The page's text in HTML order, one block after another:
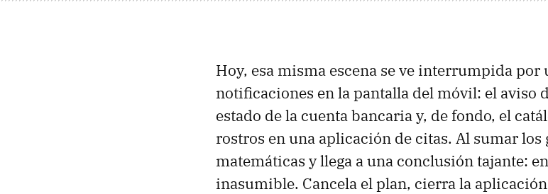
Hoy, esa misma escena se ve interrumpida por
notificaciones en la pantalla del móvil: el aviso
estado de la cuenta bancaria y, de fondo, el
rostros en una aplicación de citas. Al sumar los
matemáticas y llega a una conclusión tajante:
inasumible. Cancela el plan, cierra la aplicación